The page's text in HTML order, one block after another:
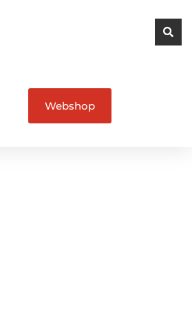
Webshop